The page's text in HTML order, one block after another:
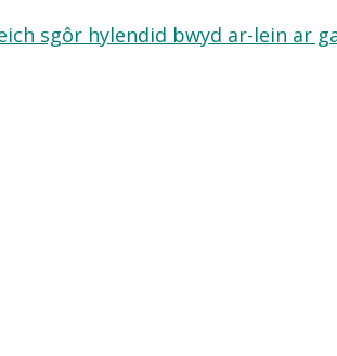
sgôr hylendid bwyd ar-lein ar